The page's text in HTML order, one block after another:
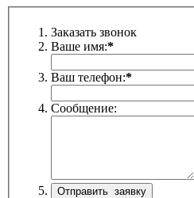
Заказать звонок
Ваше имя:*
Ваш телефон:*
Сообщение: